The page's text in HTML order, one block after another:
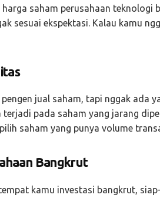
harga saham perusahaan teknologi
sesuai ekspektasi. Kalau kamu
jual saham, tapi nggak ada
terjadi pada saham yang jarang
saham yang punya volume
Bangkrut
kamu investasi bangkrut,